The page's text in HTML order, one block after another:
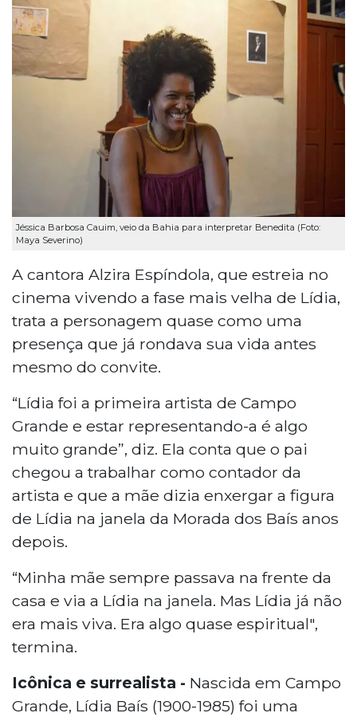
Jéssica Barbosa Cauim, veio da Bahia para interpretar Benedita (Foto:
Maya Severino)
A cantora Alzira Espíndola, que estreia no
cinema vivendo a fase mais velha de Lídia,
trata a personagem quase como uma
presença que já rondava sua vida antes
mesmo do convite.
“Lídia foi a primeira artista de Campo
Grande e estar representando-a é algo
muito grande”, diz. Ela conta que o pai
chegou a trabalhar como contador da
artista e que a mãe dizia enxergar a figura
de Lídia na janela da Morada dos Baís anos
depois.
“Minha mãe sempre passava na frente da
casa e via a Lídia na janela. Mas Lídia já não
era mais viva. Era algo quase espiritual",
termina.
Icônica e surrealista - Nascida em Campo
Grande, Lídia Baís (1900-1985) foi uma